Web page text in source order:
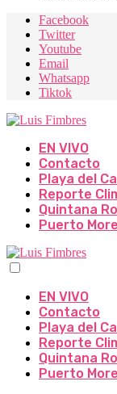
Facebook
Twitter
Youtube
Email
Whatsapp
Tiktok
EN VIVO
Contacto
Playa del
Reporte
Quintana
Puerto
EN VIVO
Contacto
Playa del
Reporte
Quintana
Puerto